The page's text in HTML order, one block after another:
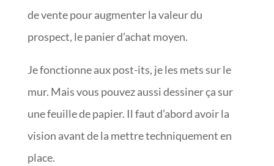
de vente pour augmenter la valeur du
prospect, le panier d’achat moyen.
Je fonctionne aux post-its, je les mets sur le
mur. Mais vous pouvez aussi dessiner ça sur
une feuille de papier. Il faut d’abord avoir la
vision avant de la mettre techniquement en
place.